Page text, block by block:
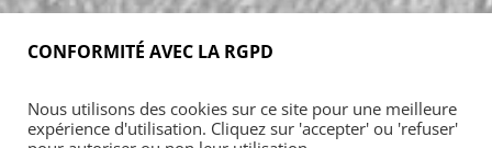
Foires & manifestations
Petites annonces
Contact
Mon Compte
CONFORMITÉ AVEC LA RGPD
Nous utilisons des cookies sur ce site pour une meilleure
expérience d'utilisation. Cliquez sur 'accepter' ou 'refuser'